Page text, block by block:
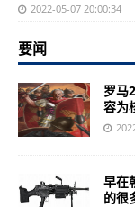
2022-05-07 20:00:34
要闻
罗马
容为
早在
的很